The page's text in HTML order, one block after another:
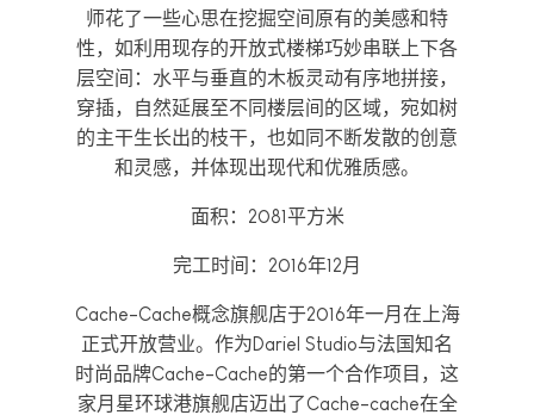
师花了一些心思在挖掘空间原有的美感和特
性，如利用现存的开放式楼梯巧妙串联上下各
层空间：水平与垂直的木板灵动有序地拼接，
穿插，自然延展至不同楼层间的区域，宛如树
的主干生长出的枝干，也如同不断发散的创意
和灵感，并体现出现代和优雅质感。
面积：2081平方米
完工时间：2016年12月
Cache-Cache概念旗舰店于2016年一月在上海
正式开放营业。作为Dariel Studio与法国知名
时尚品牌Cache-Cache的第一个合作项目，这
家月星环球港旗舰店迈出了Cache-cache在全